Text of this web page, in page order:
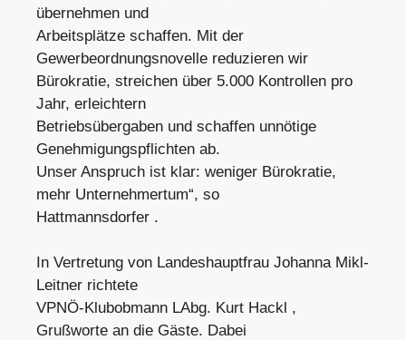
übernehmen und
Arbeitsplätze schaffen. Mit der
Gewerbeordnungsnovelle reduzieren wir
Bürokratie, streichen über 5.000 Kontrollen pro
Jahr, erleichtern
Betriebsübergaben und schaffen unnötige
Genehmigungspflichten ab.
Unser Anspruch ist klar: weniger Bürokratie,
mehr Unternehmertum“, so
Hattmannsdorfer .
In Vertretung von Landeshauptfrau Johanna Mikl-
Leitner richtete
VPNÖ-Klubobmann LAbg. Kurt Hackl ,
Grußworte an die Gäste. Dabei